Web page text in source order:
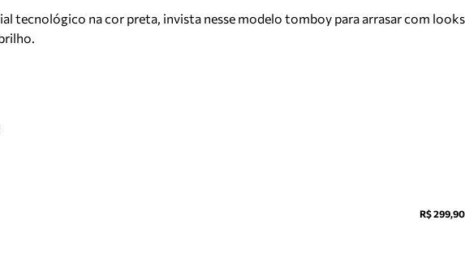
tecnológico na cor preta, invista nesse modelo tomboy para arrasar com looks
R$ 299,90